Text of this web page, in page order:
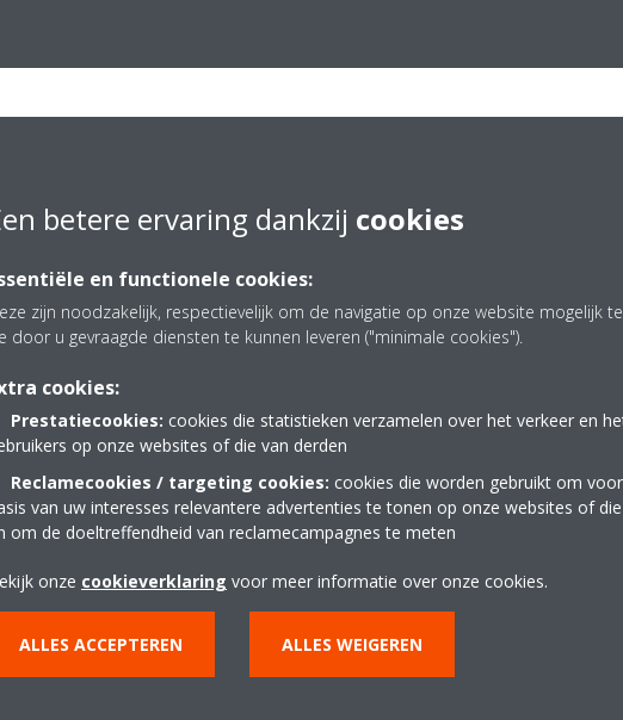
tot -25°C
voor alle klimaten, zelfs voor uiterst
-25°C.
Onecta-app
Regel uw binnenklimaat
uw stem
betere ervaring dankzij cookies
en functionele cookies:
zijn noodzakelijk, respectievelijk om de navigatie op onze website mogelijk
door u gevraagde diensten te kunnen leveren ("minimale cookies").
cookies:
Prestatiecookies: cookies die statistieken verzamelen over het verkeer en
op onze websites of die van derden
Reclamecookies / targeting cookies: cookies die worden gebruikt om
van uw interesses relevantere advertenties te tonen op onze websites of
om de doeltreffendheid van reclamecampagnes te meten
onze cookieverklaring voor meer informatie over onze cookies.
ALLES ACCEPTEREN ALLES WEIGEREN